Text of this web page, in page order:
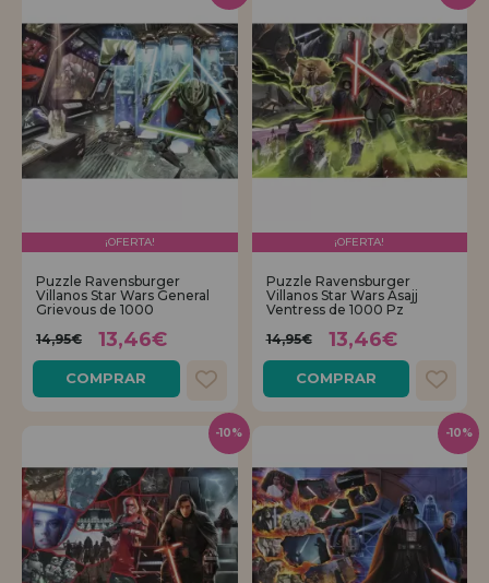
¡OFERTA!
Puzzle Ravensburger
Villanos Star Wars General
Grievous de 1000
14,95€
13,46€
COMPRAR
¡OFERTA!
Puzzle Ravensburger
Villanos Star Wars Asajj
Ventress de 1000 Pz
14,95€
13,46€
COMPRAR
-10% -10%